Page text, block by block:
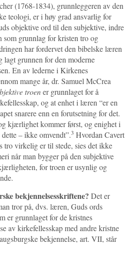
(1768-1834), grunnleggeren av den
teologi, er i høy grad ansvarlig for
objektive ord til den subjektive, indre
som grunnlag for kristen tro og
har fordervet den bibelske læren
lagt grunnen for den moderne
En av lederne i Kirkenes
mange år, dr. Samuel McCrea
troener grunnlaget for å
og at enhet i læren “er en
snarere enn en forutsetning for det.
kjærlighet kommer først, og enighet i
– ikke omvendt”.3 Hvordan Cavert
tro virkelig er til stede, sies det ikke
når man bygger på den subjektive
for troen er usynlig og
bekjennelsesskriftene? Det er
tror på, dvs. læren, Guds ords
er grunnlaget for de kristnes
av kirkefellesskap med andre kristne
bekjennelse, art. VII, står